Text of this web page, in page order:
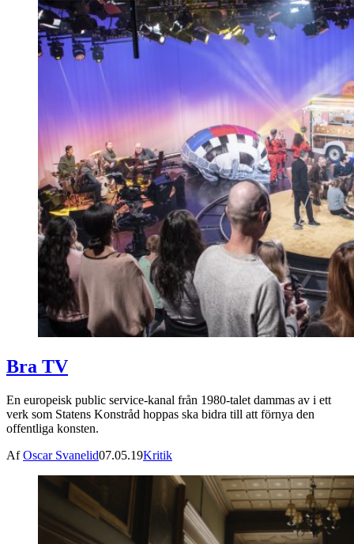
Bra TV
En europeisk public service-kanal från 1980-talet dammas av i ett
verk som Statens Konstråd hoppas ska bidra till att förnya den
offentliga konsten.
AfOscar Svanelid07.05.19Kritik